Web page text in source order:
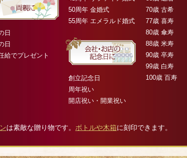
日
日
給でプレゼント
50周年 金婚式
55周年 エメラルド婚式
創立記念日
周年祝い
開店祝い・開業祝い
70歳 古希
77歳 喜寿
80歳 傘寿
88歳 米寿
90歳 卒寿
99歳 白寿
100歳 百寿
は素敵な贈り物です。 ボトルや木箱に刻印できます。